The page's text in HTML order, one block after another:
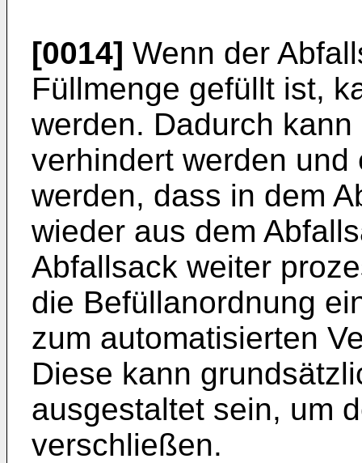
[0014] Wenn der
Füllmenge gefüllt ist,
werden. Dadurch
verhindert werden
werden, dass in dem
wieder aus dem
Abfallsack weiter
die Befüllanordnung
zum automatisierten
Diese kann
ausgestaltet sein, um
verschließen.